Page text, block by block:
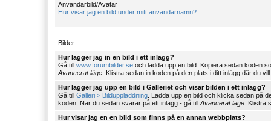
Användarbild/Avatar
Hur visar jag en bild under mitt användarnamn?
Bilder
Hur lägger jag in en bild i ett inlägg?
Gå till www.forumbilder.se och ladda upp en bild. Kopiera sedan koden
Avancerat läge . Klistra sedan in koden på den plats i ditt inlägg där du
Hur lägger jag upp en bild i Galleriet och visar bilden i ett inlägg?
Gå till Galleri > Bilduppladdning . Ladda upp en bild och klicka sedan på
koden. När du sedan svarar på ett inlägg - gå till Avancerat läge . Klistra
Hur visar jag en en bild som finns på en annan webbplats?